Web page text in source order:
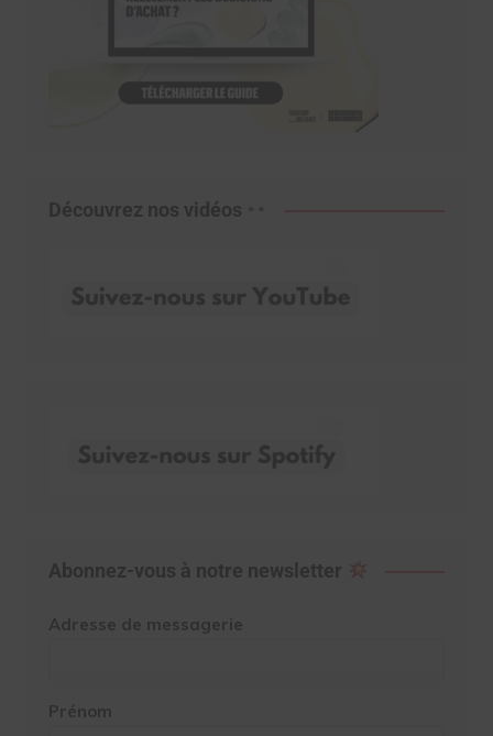
Découvrez nos vidéos
Abonnez-vous à notre newsletter
Adresse de messagerie
Prénom